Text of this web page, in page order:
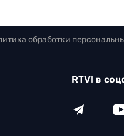
обработки
RTVI в